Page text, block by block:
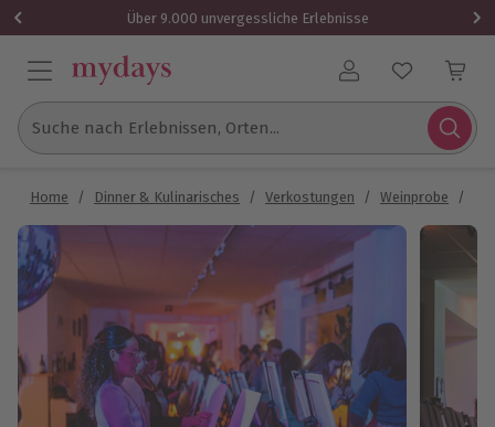
Über 9.000 unvergessliche Erlebnisse
Benutzerkonto
Suche nach Erlebnissen, Orten...
Home / Dinner & Kulinarisches / Verkostungen / Weinprobe /